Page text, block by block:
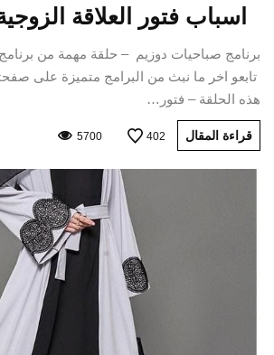
اسباب فتور العلاقة
برنامج صباحيات دوزيم – حلقة مهمة من
تابعو اخر ما نبث من البرامج متميزة على
هذه الحلقة – فتور…
قراءة المقال 402
5700